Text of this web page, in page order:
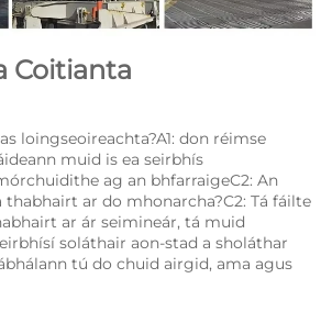
Coitianta
loingseoireachta?A1: don réimse
muid is ea seirbhís
ag an bhfarraigeC2: An
ar do mhonarcha?C2: Tá fáilte
ar ár seimineár, tá muid
soláthair aon-stad a sholáthar
tú do chuid airgid, ama agus